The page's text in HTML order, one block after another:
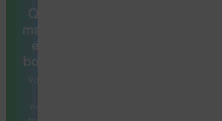
Quelle
machine
est la
bonne ?
Vous avez
exigence